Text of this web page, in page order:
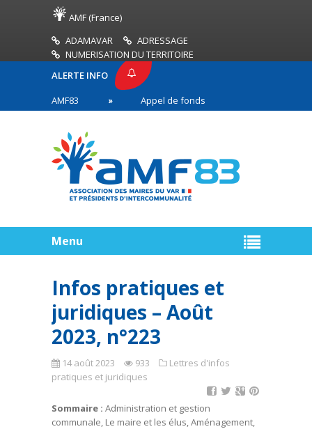
AMF (France)
ADAMAVAR
ADRESSAGE
NUMERISATION DU TERRITOIRE
ALERTE INFO
AMF83
Appel de fonds incendies de forêt
en première ligne
Menu
Infos pratiques et
juridiques – Août
2023, n°223
14 août 2023 933
Lettres d'infos
pratiques et juridiques
Sommaire : Administration et gestion
communale, Le maire et les élus, Aménagement,